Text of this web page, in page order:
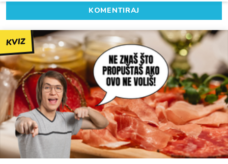
KOMENTIRAJ
KVIZ